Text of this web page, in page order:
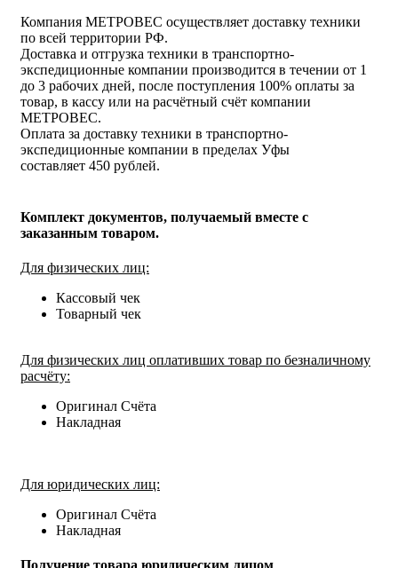
Компания МЕТРОВЕС осуществляет доставку техники
по всей территории РФ.
Доставка и отгрузка техники в транспортно-
экспедиционные компании производится в течении от 1
до 3 рабочих дней, после поступления 100% оплаты за
товар, в кассу или на расчётный счёт компании
МЕТРОВЕС.
Оплата за доставку техники в транспортно-
экспедиционные компании в пределах Уфы
составляет 450 рублей.
Комплект документов, получаемый вместе с
заказанным товаром.
Для физических лиц:
Кассовый чек
Товарный чек
Для физических лиц оплативших товар по безналичному
расчёту:
Оригинал Счёта
Накладная
Для юридических лиц:
Оригинал Счёта
Накладная
Получение товара юридическим лицом